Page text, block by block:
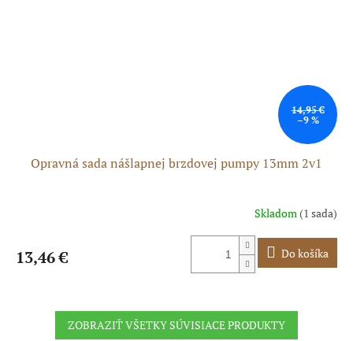
14,95 €
–9 %
Opravná sada nášlapnej brzdovej pumpy 13mm 2v1
Skladom(1 sada)
13,46 € Do košíka
ZOBRAZIŤ VŠETKY SÚVISIACE PRODUKTY